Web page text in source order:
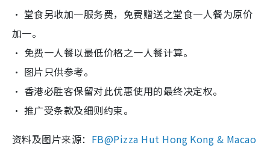
‧ 堂食另收加一服务费，免费赠送之堂食一人餐为原价
加一。
‧ 免费一人餐以最低价格之一人餐计算。
‧ 图片只供参考。
‧ 香港必胜客保留对此优惠使用的最终决定权。
‧ 推广受条款及细则约束。
资料及图片来源： FB@Pizza Hut Hong Kong & Macao